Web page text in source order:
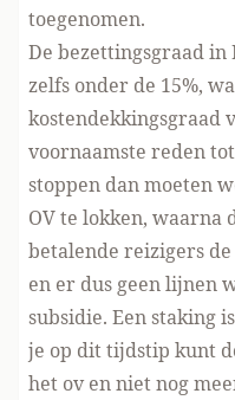
toegenomen.
De bezettingsgraad
zelfs onder de 15%,
kostendekkingsgraad
voornaamste reden
stoppen dan moeten
OV te lokken, waarna
betalende reizigers
en er dus geen lijnen
subsidie. Een staking
je op dit tijdstip kunt
het ov en niet nog